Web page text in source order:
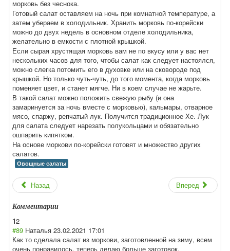
морковь без чеснока.
Готовый салат оставляем на ночь при комнатной температуре, а
затем убераем в холодильник. Хранить морковь по-корейски
можно до двух недель в основном отделе холодильника,
желательно в емкости с плотной крышкой.
Если сырая хрустящая морковь вам не по вкусу или у вас нет
нескольких часов для того, чтобы салат как следует настоялся,
можно слегка потомить его в духовке или на сковороде под
крышкой. Но только чуть-чуть, до того момента, когда морковь
поменяет цвет, и станет мягче. Ни в коем случае не жарьте.
В такой салат можно положить свежую рыбу (и она
замаринуется за ночь вместе с морковью), кальмары, отварное
мясо, спаржу, репчатый лук. Получится традиционное Хе. Лук
для салата следует нарезать полукольцами и обязательно
ошпарить кипятком.
На основе моркови по-корейски готовят и множество других
салатов.
Овощные салаты
Назад Вперед
Комментарии
12
#89 Наталья 23.02.2021 17:01
Как то сделала салат из моркови, заготовленной на зиму, всем
очень понравилось, теперь делаю больше заготовок.